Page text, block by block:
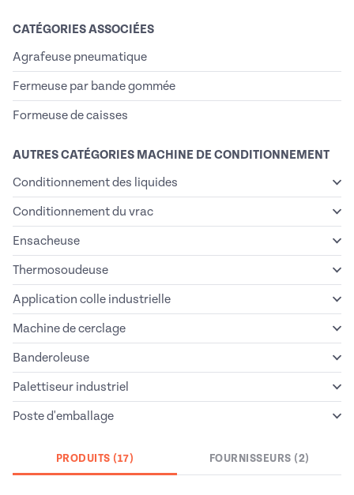
CATÉGORIES ASSOCIÉES
Agrafeuse pneumatique
Fermeuse par bande gommée
Formeuse de caisses
AUTRES CATÉGORIES MACHINE DE CONDITIONNEMENT
Conditionnement des liquides
Conditionnement du vrac
Ensacheuse
Thermosoudeuse
Application colle industrielle
Machine de cerclage
Banderoleuse
Palettiseur industriel
Poste d'emballage
PRODUITS (17) FOURNISSEURS (2)